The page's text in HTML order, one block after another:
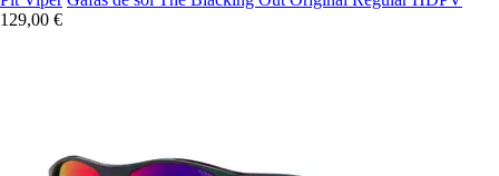
129,00 €